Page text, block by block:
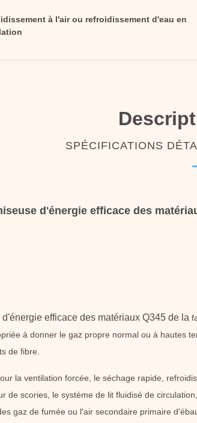
à l'air ou refroidissement d'eau en
SPÉCIFICATIONS
d'énergie efficace des
efficace des matériaux Q345 de la
à donner le gaz propre normal ou à hautes
de fibre.
la ventilation forcée, le séchage rapide,
de scories, le système de lit fluidisé de
gaz de fumée ou l'air secondaire primaire